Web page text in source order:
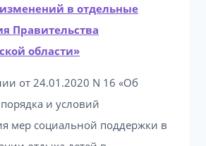
в отдельные
Правительства
области»
от 24.01.2020 N 16 «Об
и условий
мер социальной поддержки в